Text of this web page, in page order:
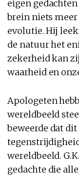
eigen
brein niets meer
evolutie. Hij
de natuur het
zekerheid kan
waarheid en
Apologeten
wereldbeeld
beweerde dat
wereldbeeld.
gedachte die